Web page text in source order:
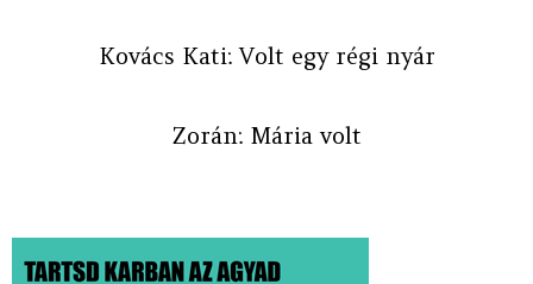
Kovács Kati: Volt egy régi nyár
Zorán: Mária volt